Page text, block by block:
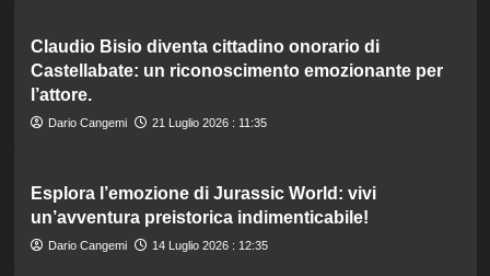
Claudio Bisio diventa cittadino onorario di
Castellabate: un riconoscimento emozionante per
l’attore.
Dario Cangemi 21 Luglio 2026 : 11:35
Esplora l’emozione di Jurassic World: vivi
un’avventura preistorica indimenticabile!
Dario Cangemi 14 Luglio 2026 : 12:35